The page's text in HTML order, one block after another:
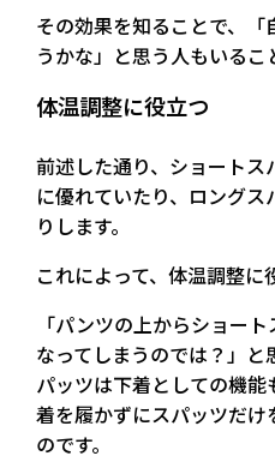
その効果を知ることで、
うかな」と思う人もいるこ
体温調整に役立つ
前述した通り、ショート
に優れていたり、ロング
りします。
これによって、体温調整に
「パンツの上からショー
なってしまうのでは？」
パッツは下着としての機
着を履かずにスパッツだ
のです。